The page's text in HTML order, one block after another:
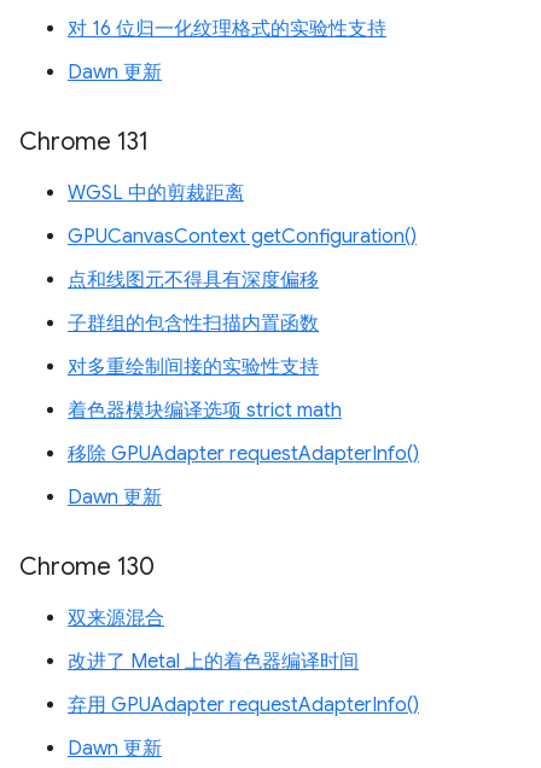
对 16 位归一化纹理格式的实验性支持
Dawn 更新
Chrome 131
WGSL 中的剪裁距离
GPUCanvasContext getConfiguration()
点和线图元不得具有深度偏移
子群组的包含性扫描内置函数
对多重绘制间接的实验性支持
着色器模块编译选项 strict math
移除 GPUAdapter requestAdapterInfo()
Dawn 更新
Chrome 130
双来源混合
改进了 Metal 上的着色器编译时间
弃用 GPUAdapter requestAdapterInfo()
Dawn 更新